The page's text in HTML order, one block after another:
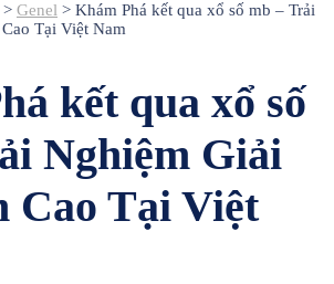
> Genel > Khám Phá kết qua xổ số mb – Trải
Tại Việt Nam
kết qua xổ số
Nghiệm Giải
Tại Việt